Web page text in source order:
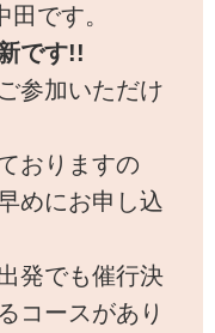
です。
です!!
参加いただけ
おりますの
めにお申し込
発でも催行決
コースがあり